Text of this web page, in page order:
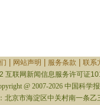
网站声明 服务条款 联系
互联网新闻信息服务许可证
@ 2007-2026 中国科学
北京市海淀区中关村南一条乙